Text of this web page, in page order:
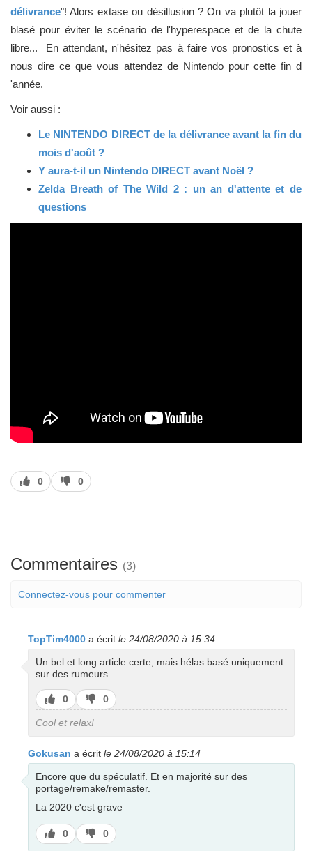
délivrance"! Alors extase ou désillusion ? On va plutôt la jouer
blasé pour éviter le scénario de l'hyperespace et de la chute
libre... En attendant, n'hésitez pas à faire vos pronostics et à
nous dire ce que vous attendez de Nintendo pour cette fin d
'année.
Voir aussi :
Le NlNTENDO DlRECT de la délivrance avant la fin du
mois d'août ?
Y aura-t-il un Nintendo DlRECT avant Noël ?
Zelda Breath of The Wild 2 : un an d'attente et de
questions
J’aime
0
J’aime
pas
0
Commentaires (3)
Connectez-vous pour commenter
TopTim4000 a écrit le 24/08/2020 à 15:34
Un bel et long article certe, mais hélas basé uniquement
sur des rumeurs.
J’aime
0
J’aime
pas
0
Cool et relax!
Gokusan a écrit le 24/08/2020 à 15:14
Encore que du spéculatif. Et en majorité sur des
portage/remake/remaster.
La 2020 c'est grave
J’aime
0
J’aime
pas
0